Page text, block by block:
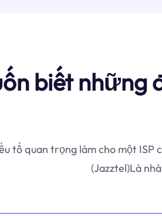
biết những
tố quan trọng làm cho một
(Jazztel)Là